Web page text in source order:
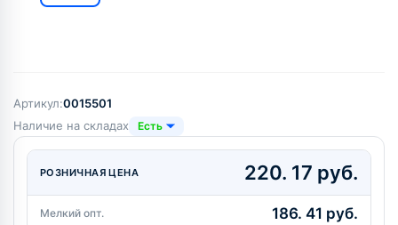
Артикул:0015501
Наличие на складах
Есть
РОЗНИЧНАЯ ЦЕНА 220. 17 руб.
Мелкий опт. 186. 41 руб.